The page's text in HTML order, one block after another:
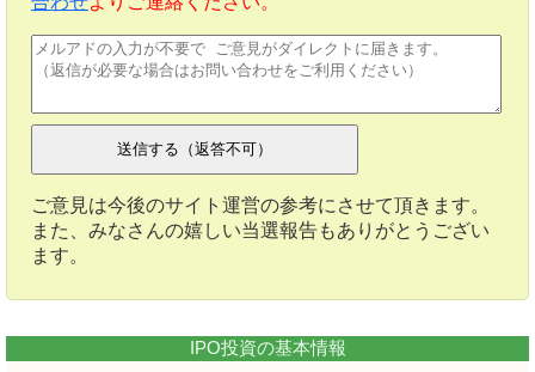
ご意見は今後のサイト運営の参考にさせて頂きます。
また、みなさんの嬉しい当選報告もありがとうござい
ます。
IPO投資の基本情報